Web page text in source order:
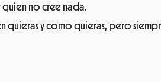
quien no cree nada.
quieras y como quieras, pero